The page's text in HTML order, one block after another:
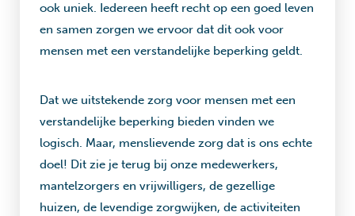
ook uniek. Iedereen heeft recht op een goed leven
en samen zorgen we ervoor dat dit ook voor
mensen met een verstandelijke beperking geldt.
Dat we uitstekende zorg voor mensen met een
verstandelijke beperking bieden vinden we
logisch. Maar, menslievende zorg dat is ons echte
doel! Dit zie je terug bij onze medewerkers,
mantelzorgers en vrijwilligers, de gezellige
huizen, de levendige zorgwijken, de activiteiten